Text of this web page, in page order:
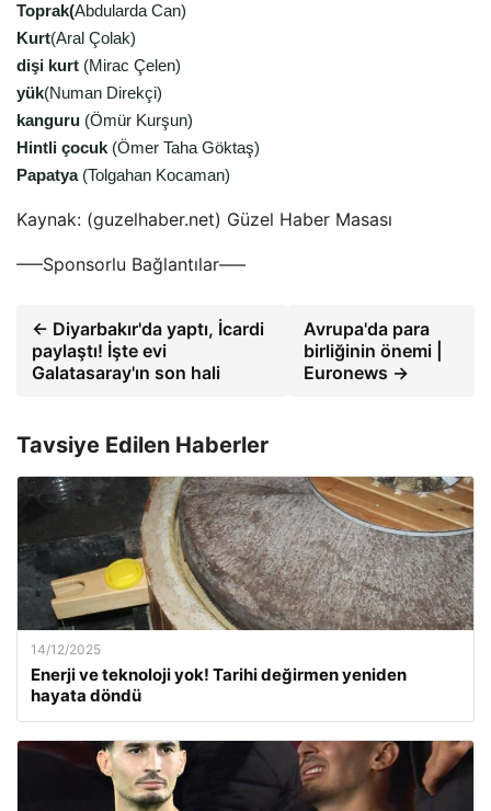
Toprak(Abdularda Can)
Kurt(Aral Çolak)
dişi kurt (Mirac Çelen)
yük(Numan Direkçi)
kanguru (Ömür Kurşun)
Hintli çocuk (Ömer Taha Göktaş)
Papatya(Tolgahan Kocaman)
Kaynak: (guzelhaber.net) Güzel Haber Masası
—–Sponsorlu Bağlantılar—–
← Diyarbakır'da yaptı, İcardi
paylaştı! İşte evi
Galatasaray'ın son hali
Avrupa'da para
birliğinin önemi |
Euronews →
Tavsiye Edilen Haberler
14/12/2025
Enerji ve teknoloji yok! Tarihi değirmen yeniden
hayata döndü